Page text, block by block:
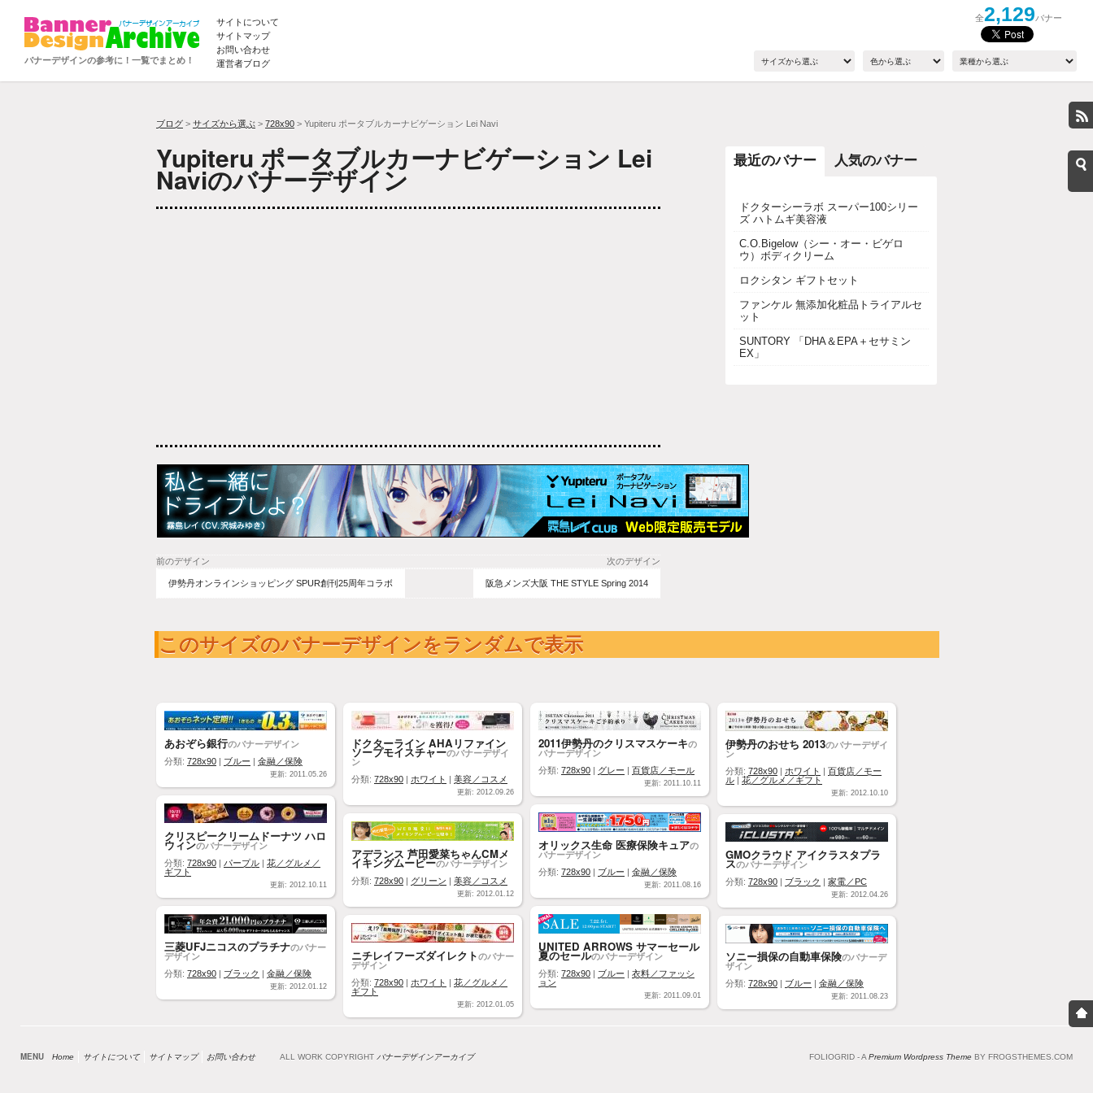
バナーデザインの参考に！一覧でまとめ！
サイトについて
サイトマップ
お問い合わせ
運営者ブログ
全2,129バナー
ブログ > サイズから選ぶ > 728x90 > Yupiteru ポータブルカーナビゲーション Lei Navi
Yupiteru ポータブルカーナビゲーション Lei
Naviのバナーデザイン
前のデザイン 次のデザイン
伊勢丹オンラインショッピング SPUR創刊25周年コラボ 阪急メンズ大阪 THE STYLE Spring 2014
最近のバナー 人気のバナー
ドクターシーラボ スーパー100シリー
ズ ハトムギ美容液
C.O.Bigelow（シー・オー・ビゲロ
ウ）ボディクリーム
ロクシタン ギフトセット
ファンケル 無添加化粧品トライアルセ
ット
SUNTORY 「DHA＆EPA＋セサミン
EX」
このサイズのバナーデザインをランダムで表示
あおぞら銀行のバナーデザイン
分類: 728x90 | ブルー | 金融／保険
更新: 2011.05.26
ドクターライン AHAリファイン
ソープモイスチャーのバナーデザイ
ン
分類: 728x90 | ホワイト | 美容／コスメ
更新: 2012.09.26
2011伊勢丹のクリスマスケーキの
バナーデザイン
分類: 728x90 | グレー | 百貨店／モール
更新: 2011.10.11
伊勢丹のおせち 2013のバナーデザイ
ン
分類: 728x90 | ホワイト | 百貨店／モー
ル | 花／グルメ／ギフト
更新: 2012.10.10
クリスピークリームドーナツ ハロ
ウィンのバナーデザイン
分類: 728x90 | パープル | 花／グルメ／
ギフト
更新: 2012.10.11
オリックス生命 医療保険キュアの
バナーデザイン
分類: 728x90 | ブルー | 金融／保険
更新: 2011.08.16
アデランス 芦田愛菜ちゃんCMメ
イキングムービーのバナーデザイン
分類: 728x90 | グリーン | 美容／コスメ
更新: 2012.01.12
GMOクラウド アイクラスタプラ
スのバナーデザイン
分類: 728x90 | ブラック | 家電／PC
更新: 2012.04.26
三菱UFJニコスのプラチナのバナー
デザイン
分類: 728x90 | ブラック | 金融／保険
更新: 2012.01.12
UNITED ARROWS サマーセール
夏のセールのバナーデザイン
分類: 728x90 | ブルー | 衣料／ファッシ
ョン
更新: 2011.09.01
ニチレイフーズダイレクトのバナー
デザイン
分類: 728x90 | ホワイト | 花／グルメ／
ギフト
更新: 2012.01.05
ソニー損保の自動車保険のバナーデ
ザイン
分類: 728x90 | ブルー | 金融／保険
更新: 2011.08.23
MENU Home サイトについて サイトマップ お問い合わせ ALL WORK COPYRIGHT バナーデザインアーカイブ FOLIOGRID - A Premium Wordpress Theme BY FROGSTHEMES.COM